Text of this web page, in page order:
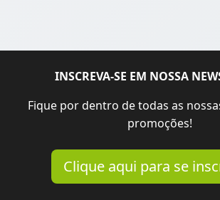
INSCREVA-SE EM NOSSA
Fique por dentro de todas as
promoções!
Clique aqui para se